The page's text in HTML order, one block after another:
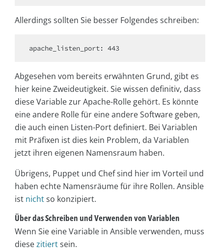
Allerdings sollten Sie besser Folgendes schreiben:
Abgesehen vom bereits erwähnten Grund, gibt es
hier keine Zweideutigkeit. Sie wissen definitiv, dass
diese Variable zur Apache-Rolle gehört. Es könnte
eine andere Rolle für eine andere Software geben,
die auch einen Listen-Port definiert. Bei Variablen
mit Präfixen ist dies kein Problem, da Variablen
jetzt ihren eigenen Namensraum haben.
Übrigens, Puppet und Chef sind hier im Vorteil und
haben echte Namensräume für ihre Rollen. Ansible
ist nichtso konzipiert.
Über das Schreiben und Verwenden von Variablen
Wenn Sie eine Variable in Ansible verwenden, muss
diesezitiertsein.